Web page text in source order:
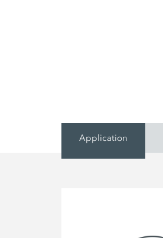
Application